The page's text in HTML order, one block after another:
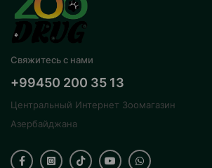
Свяжитесь с нами
+99450 200 35 13
Центральный Интернет Зоомагазин
Азербайджана